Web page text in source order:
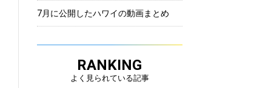
7月に公開したハワイの動画まとめ
RANKING
よく見られている記事